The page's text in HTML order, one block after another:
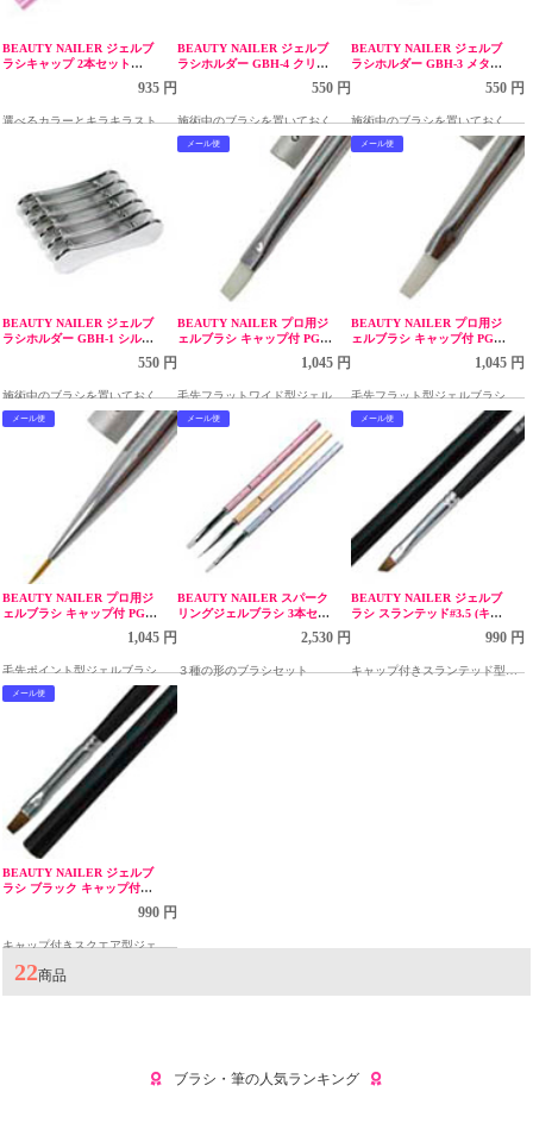
BEAUTY NAILER ジェルブ
ラシキャップ 2本セット
935 円
選べるカラーとキラキラストー
BEAUTY NAILER ジェルブ
ラシホルダー GBH-4 クリア
550 円
施術中のブラシを置いておくの
に便利なプラスティック素材の
ジェルブラシ用ホルダー（筆お
BEAUTY NAILER ジェルブ
ラシホルダー GBH-3 メタリ
550 円
施術中のブラシを置いておくの
に便利なプラスティック素材の
ジェルブラシ用ホルダー（筆お
BEAUTY NAILER ジェルブ
ラシホルダー GBH-1 シルバ
550 円
施術中のブラシを置いておくの
に便利なプラスティック素材の
ジェルブラシ用ホルダー（筆お
メール便
BEAUTY NAILER プロ用ジ
ェルブラシ キャップ付 PGB-
1,045 円
毛先フラットワイド型ジェルブ
ラシ
メール便
BEAUTY NAILER プロ用ジ
ェルブラシ キャップ付 PGB-
1,045 円
毛先フラット型ジェルブラシ
メール便
BEAUTY NAILER プロ用ジ
ェルブラシ キャップ付 PGB-
1,045 円
毛先ポイント型ジェルブラシ
メール便
BEAUTY NAILER スパーク
リングジェルブラシ 3本セッ
2,530 円
３種の形のブラシセット
メール便
BEAUTY NAILER ジェルブ
ラシ スランテッド#3.5 (キャ
990 円
キャップ付きスランテッド型ジ
メール便
BEAUTY NAILER ジェルブ
ラシ ブラック キャップ付
990 円
キャップ付きスクエア型ジェル
ブラシ
22商品
ブラシ・筆の人気ランキング